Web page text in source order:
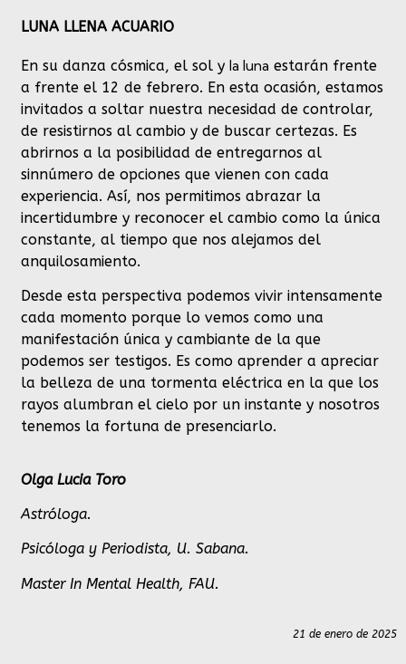
LUNA LLENA ACUARIO
En su danza cósmica, el sol y la luna estarán frente
a frente el 12 de febrero. En esta ocasión, estamos
invitados a soltar nuestra necesidad de controlar,
de resistirnos al cambio y de buscar certezas. Es
abrirnos a la posibilidad de entregarnos al
sinnúmero de opciones que vienen con cada
experiencia. Así, nos permitimos abrazar la
incertidumbre y reconocer el cambio como la única
constante, al tiempo que nos alejamos del
anquilosamiento.
Desde esta perspectiva podemos vivir intensamente
cada momento porque lo vemos como una
manifestación única y cambiante de la que
podemos ser testigos. Es como aprender a apreciar
la belleza de una tormenta eléctrica en la que los
rayos alumbran el cielo por un instante y nosotros
tenemos la fortuna de presenciarlo.
Olga Lucia Toro
Astróloga.
Psicóloga y Periodista, U. Sabana.
Master In Mental Health, FAU.
21 de enero de 2025